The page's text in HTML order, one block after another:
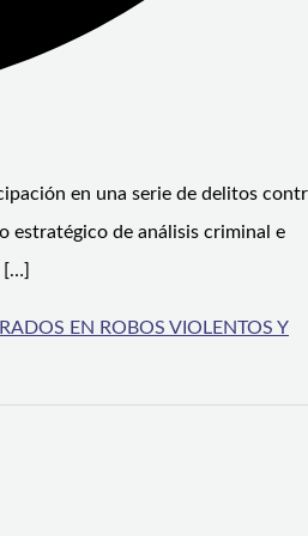
en una serie de delitos
estratégico de análisis criminal e
[…]
EN ROBOS VIOLENTOS Y